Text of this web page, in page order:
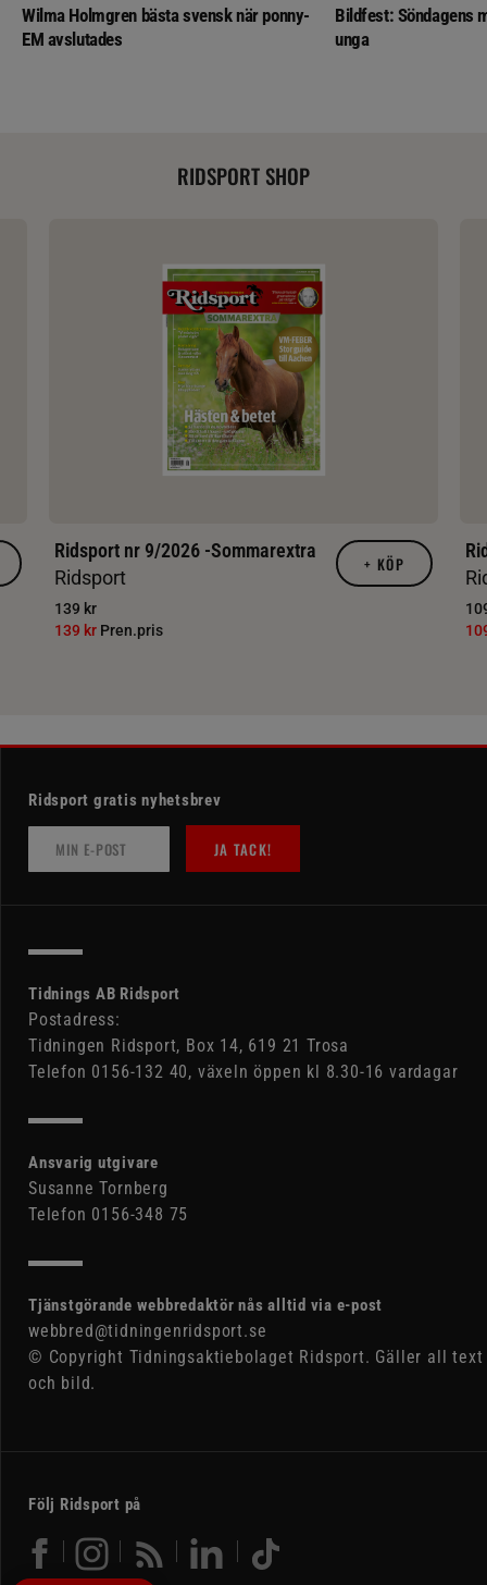
Wilma Holmgren bästa svensk när ponny-
EM avslutades
Bildfest: Söndagens
unga
RIDSPORT SHOP
Ridsport nr 9/2026 -Sommarextra
Ridsport
139 kr
139 kr Pren.pris
+ KÖP
Ridsport gratis nyhetsbrev
JA TACK!
Tidnings AB Ridsport
Postadress:
Tidningen Ridsport, Box 14, 619 21 Trosa
Telefon 0156-132 40, växeln öppen kl 8.30-16 vardagar
Ansvarig utgivare
Susanne Tornberg
Telefon 0156-348 75
Tjänstgörande webbredaktör nås alltid via e-post
webbred@tidningenridsport.se
© Copyright Tidningsaktiebolaget Ridsport. Gäller all text
och bild.
Följ Ridsport på